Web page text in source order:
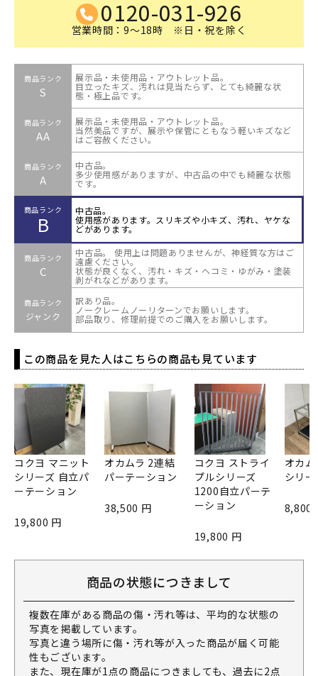
0120-031-926
営業時間：9～18時 ※日・祝を除く
商品ランク
S
展示品・未使用品・アウトレット品。
目立ったキズ、汚れは見当たらず、とても綺麗な状
態・極上品です。
商品ランク
AA
展示品・未使用品・アウトレット品。
当然美品ですが、展示や保管にともなう軽いキズなど
はご容赦ください。
商品ランク
A
中古品。
多少使用感がありますが、中古品の中でも綺麗な状態
です。
商品ランク
B
中古品。
使用感があります。スリキズや小キズ、汚れ、ヤケな
どがあります。
商品ランク
C
中古品。 使用上は問題ありませんが、神経質な方はご
遠慮ください。
状態が良くなく、汚れ・キズ・ヘコミ・ゆがみ・塗装
剥がれなどがあります。
商品ランク
ジャンク
訳あり品。
ノークレームノーリターンでお願いします。
部品取り、修理前提でのご購入をお願いします。
この商品を見た人はこちらの商品も見ています
コクヨ マニット
シリーズ 自立パ
ーテーション
19,800 円
オカムラ 2連結
パーテーション
38,500 円
コクヨ ストライ
プルシリーズ
1200自立パーテ
ーション
19,800 円
オカ
シリ
8,800
商品の状態につきまして
複数在庫がある商品の傷・汚れ等は、平均的な状態の
写真を掲載しています。
写真と違う場所に傷・汚れ等が入った商品が届く可能
性もございます。
また、現在庫が1点の商品につきましても、過去に2点